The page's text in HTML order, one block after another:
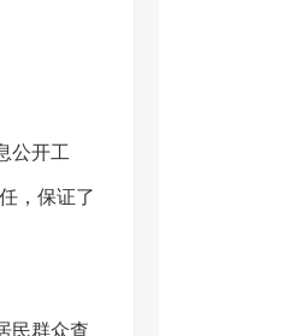
公开工
，保证了
民群众查